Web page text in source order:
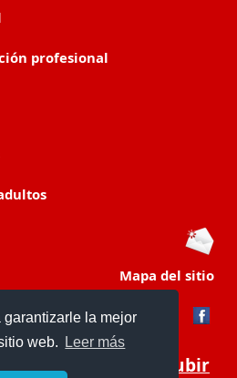
la mejor
web.
Leer más
profesional
Mapa del sitio
Subir